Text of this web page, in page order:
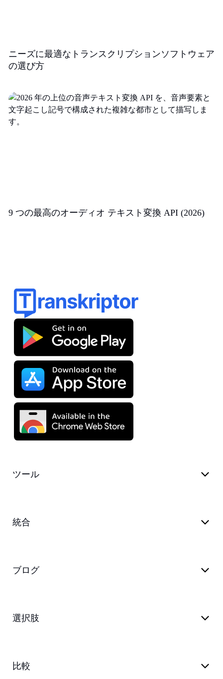
ニーズに最適なトランスクリプションソフトウェア
の選び方
9 つの最高のオーディオ テキスト変換 API (2026)
ツール
統合
ブログ
選択肢
比較